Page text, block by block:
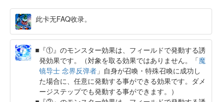
此卡无FAQ收录。
『①』のモンスター効果は、フィールドで発動する誘
発効果です。（対象を取る効果ではありません。「魔
镜导士 念界反弹者 」自身が召喚・特殊召喚に成功し
た場合に、任意に発動する事ができる効果です。ダメ
ージステップでも発動する事ができます。）